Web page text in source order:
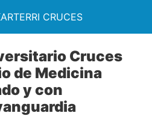
CRUCES
Cruces
de Medicina
y con